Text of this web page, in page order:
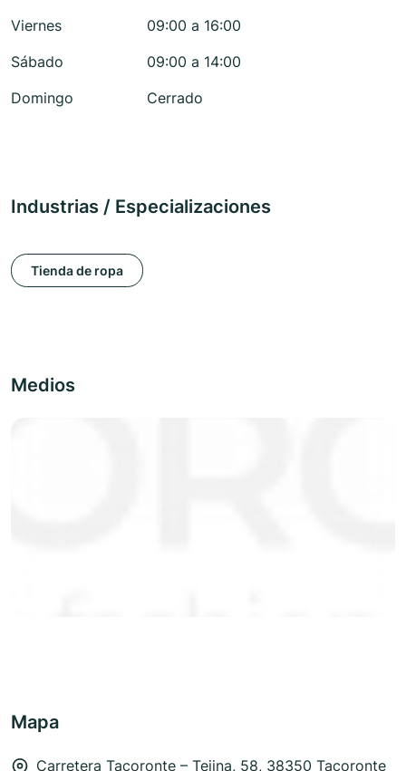
Viernes
09:00 a 16:00
Sábado
09:00 a 14:00
Domingo
Cerrado
Industrias / Especializaciones
Tienda de ropa
Medios
Mapa
Carretera Tacoronte – Tejina, 58, 38350 Tacoronte